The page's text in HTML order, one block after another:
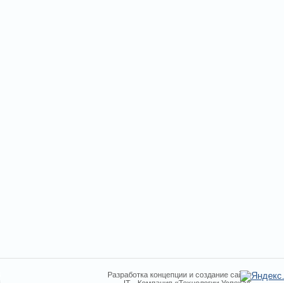
Разработка концепции и создание сайта